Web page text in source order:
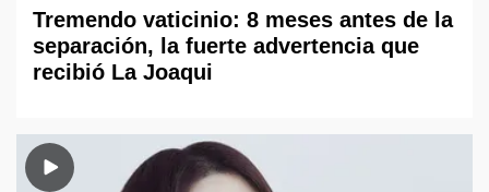
Tremendo vaticinio: 8 meses antes de la
separación, la fuerte advertencia que
recibió La Joaqui